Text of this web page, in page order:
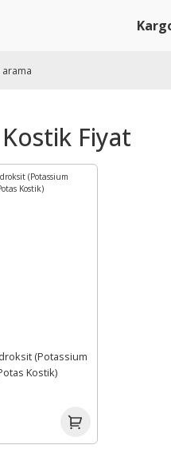
Fiyat
(Potassium
Kostik)